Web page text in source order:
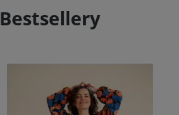
Bestsellery